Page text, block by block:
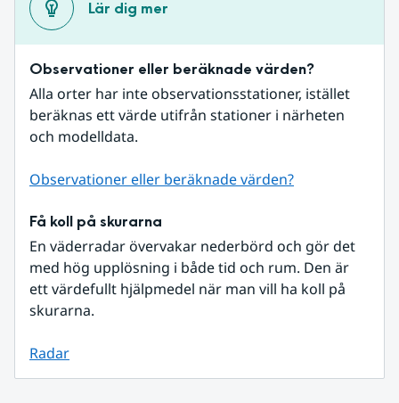
Lär dig mer
Observationer eller beräknade värden?
Alla orter har inte observationsstationer, istället
beräknas ett värde utifrån stationer i närheten
och modelldata.
Observationer eller beräknade värden?
Få koll på skurarna
En väderradar övervakar nederbörd och gör det
med hög upplösning i både tid och rum. Den är
ett värdefullt hjälpmedel när man vill ha koll på
skurarna.
Radar